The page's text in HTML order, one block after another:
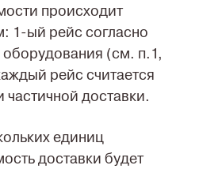
происходит
1-ый рейс согласно
(см. п.1,
рейс считается
доставки.
единиц
доставки будет